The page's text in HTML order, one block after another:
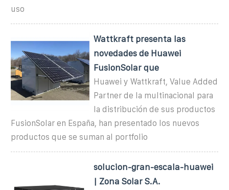
uso
Wattkraft presenta las
novedades de Huawei
FusionSolar que
Huawei y Wattkraft, Value Added
Partner de la multinacional para
la distribución de sus productos
FusionSolar en España, han presentado los nuevos
productos que se suman al portfolio
solucion-gran-escala-huawei
| Zona Solar S.A.